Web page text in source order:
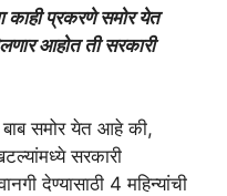
काही प्रकरणे समोर येत
आहोत ती सरकारी
बाब समोर येत आहे की,
सरकारी
देण्यासाठी 4 महिन्यांची